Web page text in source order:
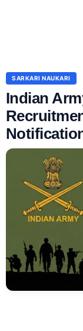
SARKARI NAUKARI
Indian